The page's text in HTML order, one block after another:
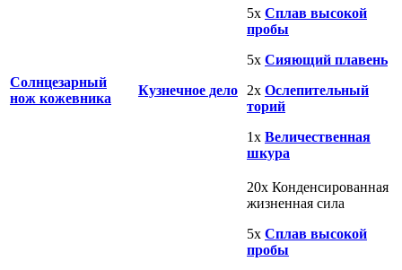
Солнцезарный
нож кожевника
Кузнечное дело
5x Сплав высокой
пробы
5x Сияющий плавень
2x Ослепительный
торий
1x Величественная
шкура
20x Конденсированная
жизненная сила
5x Сплав высокой
пробы